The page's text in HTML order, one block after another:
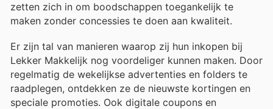
zetten zich in om boodschappen toegankelijk te
maken zonder concessies te doen aan kwaliteit.
Er zijn tal van manieren waarop zij hun inkopen bij
Lekker Makkelijk nog voordeliger kunnen maken. Door
regelmatig de wekelijkse advertenties en folders te
raadplegen, ontdekken ze de nieuwste kortingen en
speciale promoties. Ook digitale coupons en